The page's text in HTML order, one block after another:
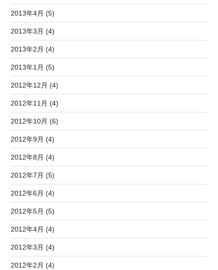
2013年4月 (5)
2013年3月 (4)
2013年2月 (4)
2013年1月 (5)
2012年12月 (4)
2012年11月 (4)
2012年10月 (6)
2012年9月 (4)
2012年8月 (4)
2012年7月 (5)
2012年6月 (4)
2012年5月 (5)
2012年4月 (4)
2012年3月 (4)
2012年2月 (4)